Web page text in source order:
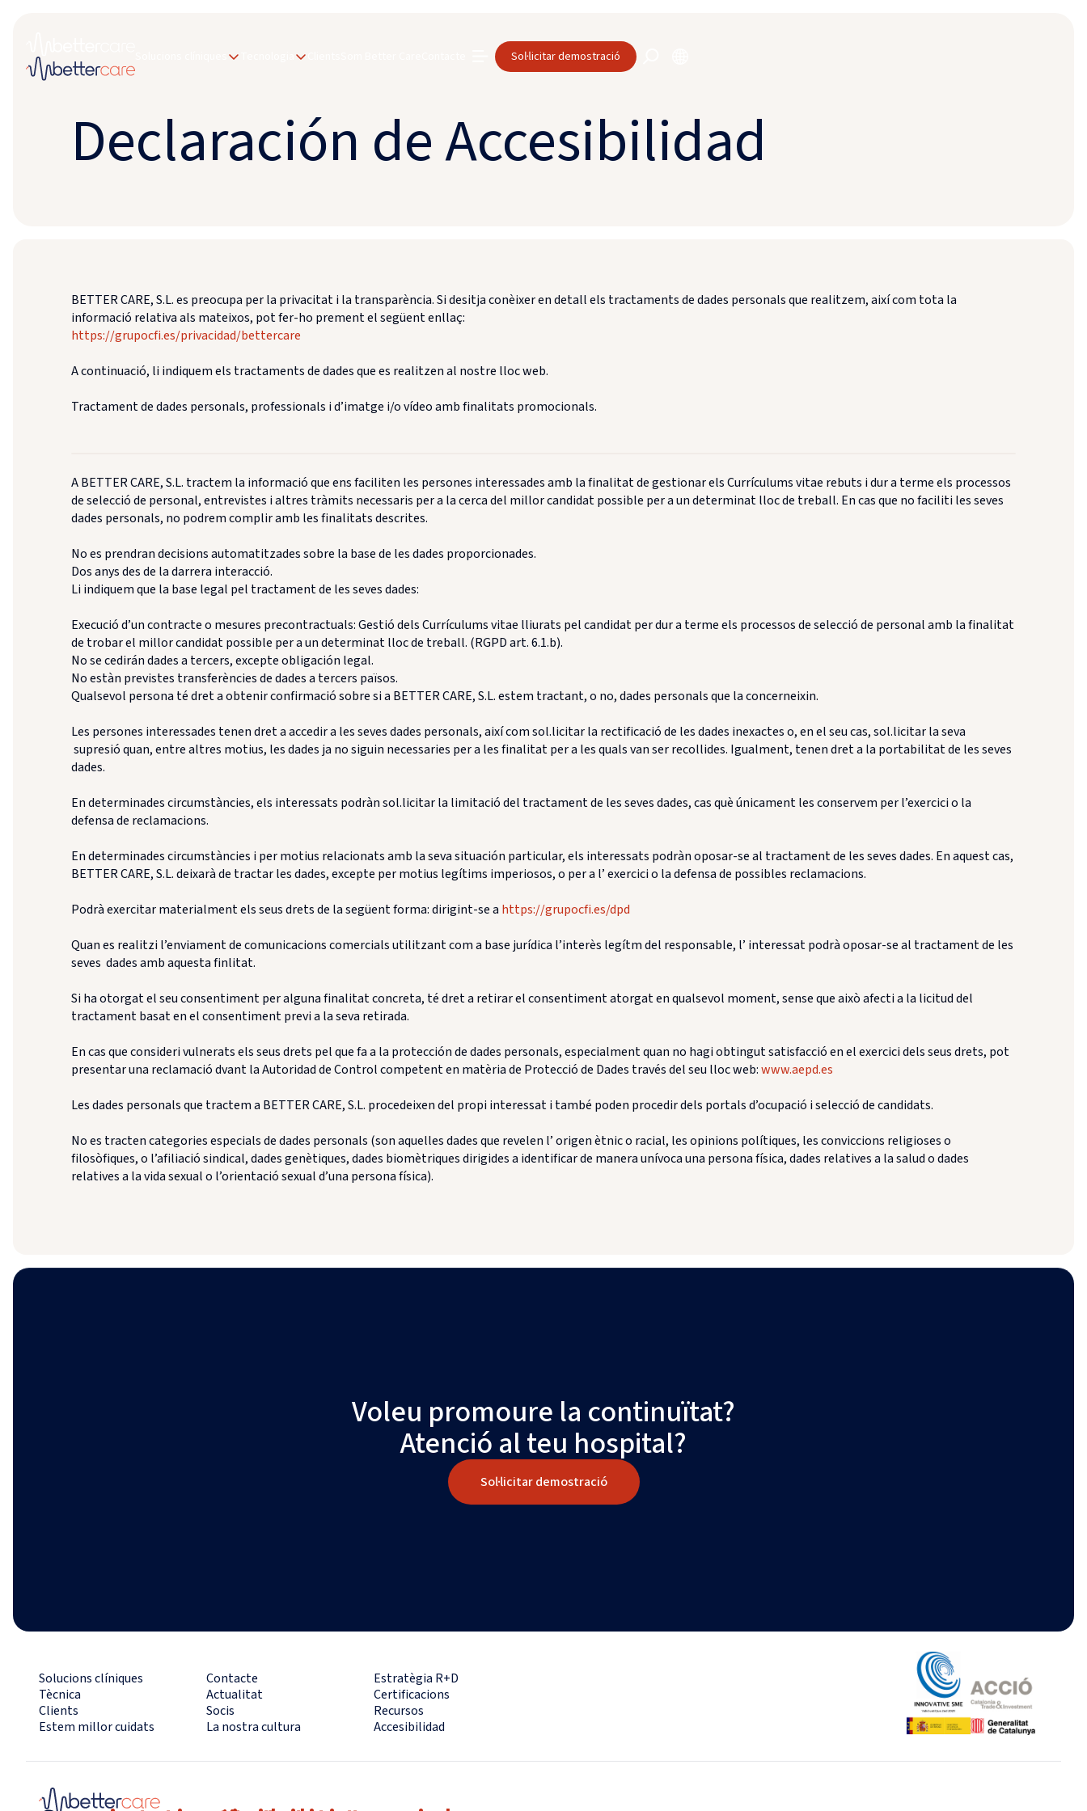
Sol·licitar demostració
Declaración de Accesibilidad
BETTER CARE, S.L. es preocupa per la privacitat i la transparència. Si desitja conèixer en detall els tractaments de dades personals que realitzem, així com tota la
informació relativa als mateixos, pot fer-ho prement el següent enllaç:
https://grupocfi.es/privacidad/bettercare
A continuació, li indiquem els tractaments de dades que es realitzen al nostre lloc web.
Tractament de dades personals, professionals i d’imatge i/o vídeo amb finalitats promocionals.
A BETTER CARE, S.L. tractem la informació que ens faciliten les persones interessades amb la finalitat de gestionar els Currículums vitae rebuts i dur a terme els processos
de selecció de personal, entrevistes i altres tràmits necessaris per a la cerca del millor candidat possible per a un determinat lloc de treball. En cas que no faciliti les seves
dades personals, no podrem complir amb les finalitats descrites.
No es prendran decisions automatitzades sobre la base de les dades proporcionades.
Dos anys des de la darrera interacció.
Li indiquem que la base legal pel tractament de les seves dades:
Execució d’un contracte o mesures precontractuals: Gestió dels Currículums vitae lliurats pel candidat per dur a terme els processos de selecció de personal amb la finalitat
de trobar el millor candidat possible per a un determinat lloc de treball. (RGPD art. 6.1.b).
No se cedirán dades a tercers, excepte obligación legal.
No estàn previstes transferències de dades a tercers països.
Qualsevol persona té dret a obtenir confirmació sobre si a BETTER CARE, S.L. estem tractant, o no, dades personals que la concerneixin.
Les persones interessades tenen dret a accedir a les seves dades personals, així com sol.licitar la rectificació de les dades inexactes o, en el seu cas, sol.licitar la seva
supresió quan, entre altres motius, les dades ja no siguin necessaries per a les finalitat per a les quals van ser recollides. Igualment, tenen dret a la portabilitat de les seves
dades.
En determinades circumstàncies, els interessats podràn sol.licitar la limitació del tractament de les seves dades, cas què únicament les conservem per l’exercici o la
defensa de reclamacions.
En determinades circumstàncies i per motius relacionats amb la seva situación particular, els interessats podràn oposar-se al tractament de les seves dades. En aquest cas,
BETTER CARE, S.L. deixarà de tractar les dades, excepte per motius legítims imperiosos, o per a l’ exercici o la defensa de possibles reclamacions.
Podrà exercitar materialment els seus drets de la següent forma: dirigint-se a https://grupocfi.es/dpd
Quan es realitzi l’enviament de comunicacions comercials utilitzant com a base jurídica l’interès legítm del responsable, l’ interessat podrà oposar-se al tractament de les
seves dades amb aquesta finlitat.
Si ha otorgat el seu consentiment per alguna finalitat concreta, té dret a retirar el consentiment atorgat en qualsevol moment, sense que això afecti a la licitud del
tractament basat en el consentiment previ a la seva retirada.
En cas que consideri vulnerats els seus drets pel que fa a la protección de dades personals, especialment quan no hagi obtingut satisfacció en el exercici dels seus drets, pot
presentar una reclamació dvant la Autoridad de Control competent en matèria de Protecció de Dades través del seu lloc web:www.aepd.es
Les dades personals que tractem a BETTER CARE, S.L. procedeixen del propi interessat i també poden procedir dels portals d’ocupació i selecció de candidats.
No es tracten categories especials de dades personals (son aquelles dades que revelen l’ origen ètnic o racial, les opinions polítiques, les conviccions religioses o
filosòfiques, o l’afiliació sindical, dades genètiques, dades biomètriques dirigides a identificar de manera unívoca una persona física, dades relatives a la salud o dades
relatives a la vida sexual o l’orientació sexual d’una persona física).
Voleu promoure la continuïtat?
Atenció al teu hospital?
Sol·licitar demostració
Solucions clíniques
Tècnica
Clients
Estem millor cuidats
Contacte
Actualitat
Socis
La nostra cultura
Estratègia R+D
Certificacions
Recursos
Accesibilidad